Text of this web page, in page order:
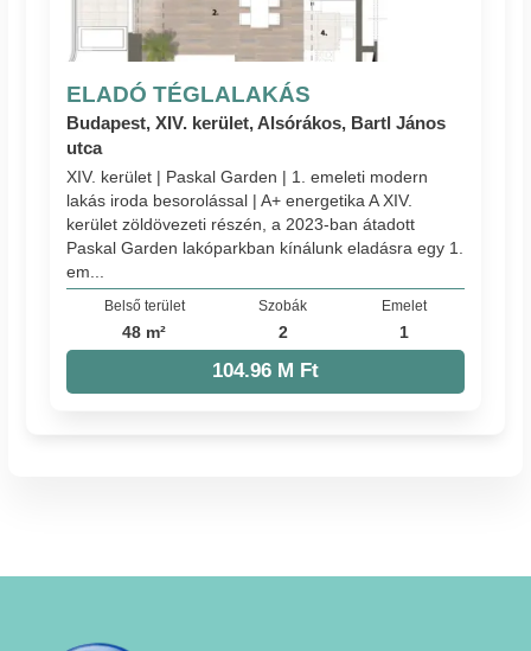
ELADÓ TÉGLALAKÁS
Budapest, XIV. kerület, Alsórákos, Bartl János
utca
XIV. kerület | Paskal Garden | 1. emeleti modern
lakás iroda besorolással | A+ energetika A XIV.
kerület zöldövezeti részén, a 2023-ban átadott
Paskal Garden lakóparkban kínálunk eladásra egy 1.
em...
Belső terület
48 m²
Szobák
2
Emelet
1
104.96 M Ft